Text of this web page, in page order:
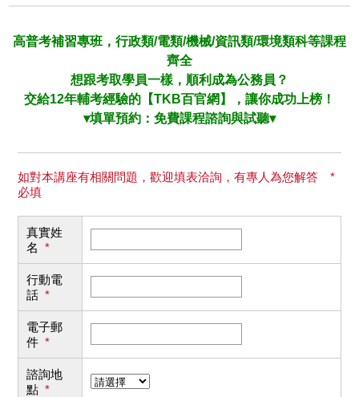
高普考補習專班，行政類/電類/機械/資訊類/環境類科等課程
齊全
想跟考取學員一樣，順利成為公務員？
交給12年輔考經驗的【TKB百官網】，讓你成功上榜！
▾填單預約：免費課程諮詢與試聽▾
如對本講座有相關問題，歡迎填表洽詢，有專人為您解答 *
必填
真實姓
名 *
行動電
話 *
電子郵
件 *
諮詢地
點 *